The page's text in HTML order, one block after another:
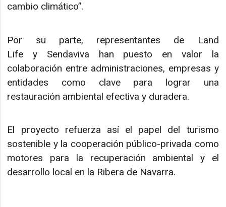
cambio climático”.
Por su parte, representantes de Land
Life y Sendaviva han puesto en valor la
colaboración entre administraciones, empresas y
entidades como clave para lograr una
restauración ambiental efectiva y duradera.
El proyecto refuerza así el papel del turismo
sostenible y la cooperación público-privada como
motores para la recuperación ambiental y el
desarrollo local en la Ribera de Navarra.